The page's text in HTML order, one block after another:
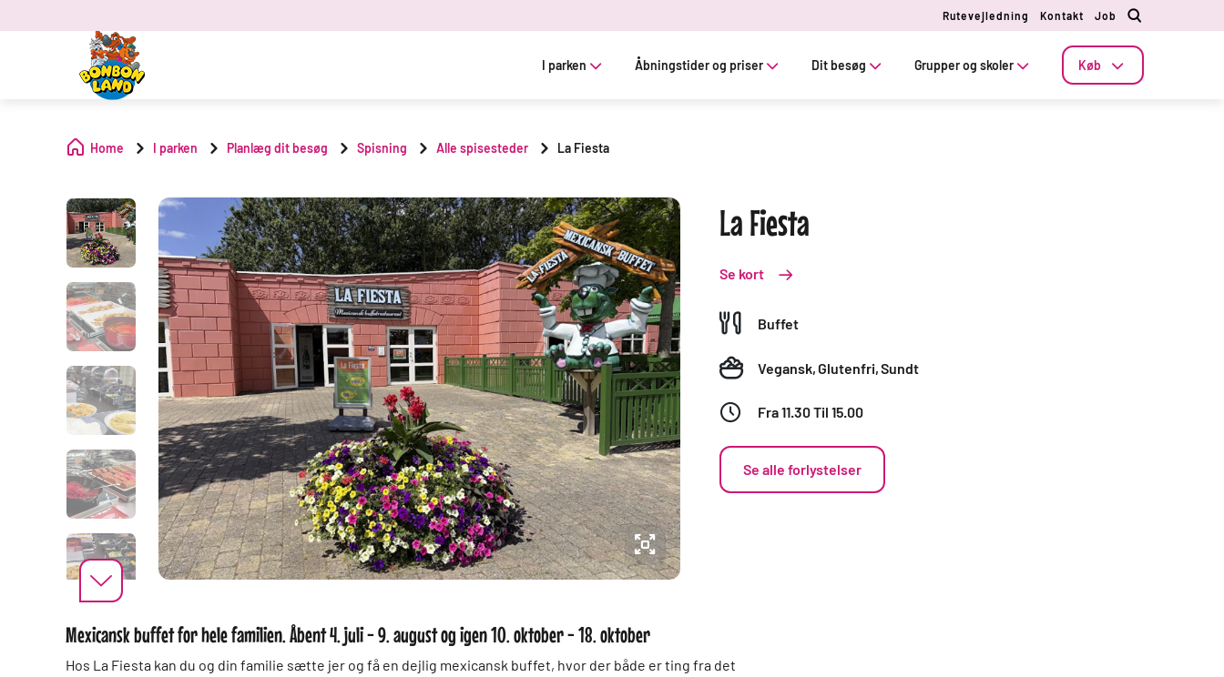
Rutevejledning Kontakt Job
I parken Åbningstider og priser Dit besøg Grupper og skoler Køb
Home I parken Planlæg dit besøg Spisning Alle spisesteder La Fiesta
La Fiesta
Se kort
Buffet
Vegansk,Glutenfri,Sundt
Fra 11.30 Til 15.00
Se alle forlystelser
Mexicansk buffet for hele familien. Åbent 4. juli - 9. august og igen 10. oktober - 18. oktober
Hos La Fiesta kan du og din familie sætte jer og få en dejlig mexicansk buffet, hvor der både er ting fra det